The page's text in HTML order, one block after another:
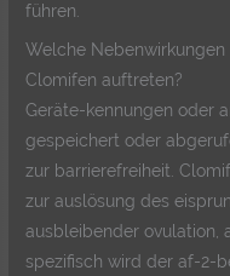
führen.
Welche Nebenwirkungen
Clomifen auftreten?
Geräte-kennungen oder
gespeichert oder
zur barrierefreiheit.
zur auslösung des
ausbleibender ovulation,
spezifisch wird der af-2-